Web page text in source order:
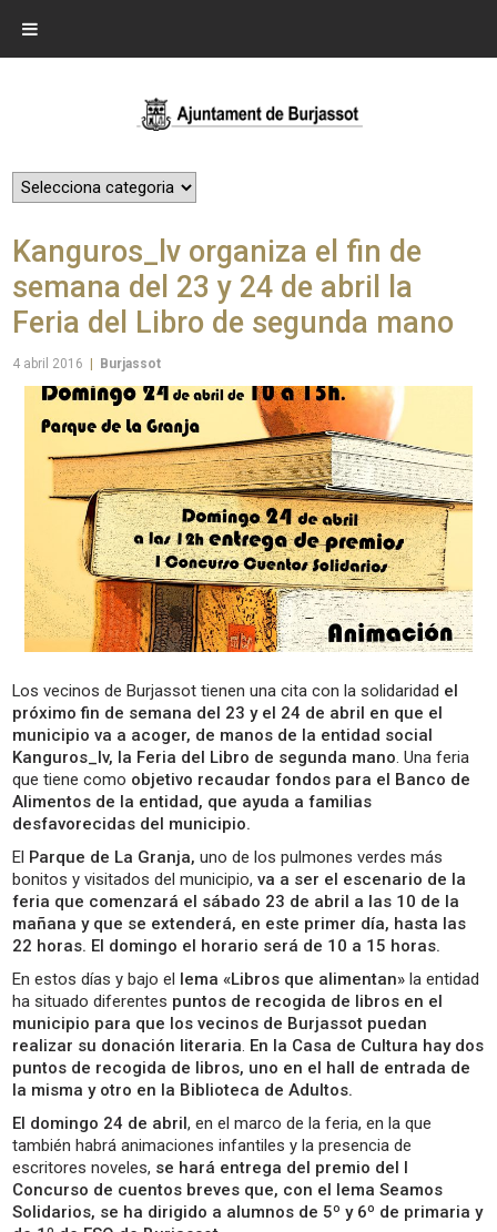
Kanguros_lv organiza el fin de
semana del 23 y 24 de abril la
Feria del Libro de segunda mano
4 abril 2016 Burjassot
Los vecinos de Burjassot tienen una cita con la solidaridad el
próximo fin de semana del 23 y el 24 de abril en que el
municipio va a acoger, de manos de la entidad social
Kanguros_lv, la Feria del Libro de segunda mano. Una feria
que tiene como objetivo recaudar fondos para el Banco de
Alimentos de la entidad, que ayuda a familias
desfavorecidas del municipio.
El Parque de La Granja, uno de los pulmones verdes más
bonitos y visitados del municipio,va a ser el escenario de la
feria que comenzará el sábado 23 de abril a las 10 de la
mañana y que se extenderá, en este primer día, hasta las
22 horas. El domingo el horario será de 10 a 15 horas.
En estos días y bajo el lema «Libros que alimentan» la entidad
ha situado diferentes puntos de recogida de libros en el
municipio para que los vecinos de Burjassot puedan
realizar su donación literaria. En la Casa de Cultura hay dos
puntos de recogida de libros, uno en el hall de entrada de
la misma y otro en la Biblioteca de Adultos.
El domingo 24 de abril, en el marco de la feria, en la que
también habrá animaciones infantiles y la presencia de
escritores noveles, se hará entrega del premio del I
Concurso de cuentos breves que, con el lema Seamos
Solidarios, se ha dirigido a alumnos de 5º y 6º de primaria y